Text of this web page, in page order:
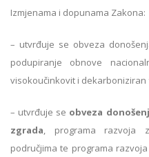
Izmjenama i dopunama Zakona:
– utvrđuje se obveza
podupiranje obnove
visokoučinkovit i dekarboniziran
– utvrđuje se obveza
zgrada, programa razvoja
područjima te programa